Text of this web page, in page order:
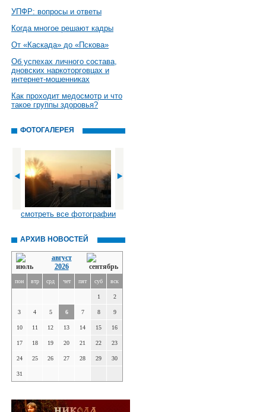
УПФР: вопросы и ответы
Когда многое решают кадры
От «Каскада» до «Пскова»
Об успехах личного состава,
дновских наркоторговцах и
интернет-мошенниках
Как проходит медосмотр и что
такое группы здоровья?
ФОТОГАЛЕРЕЯ
смотреть все фотографии
АРХИВ НОВОСТЕЙ
август
2026
пон втр срд чет пят суб вск
1 2
3 4 5 6 7 8 9
10 11 12 13 14 15 16
17 18 19 20 21 22 23
24 25 26 27 28 29 30
31